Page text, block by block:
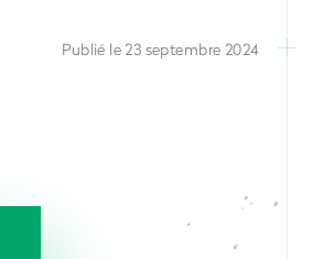
Publié le 23 septembre 2024